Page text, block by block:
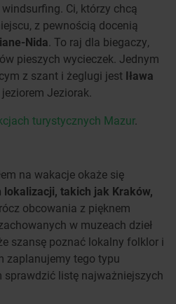
Ci, którzy chcą
z pewnością docenią
Nida. To raj dla biegaczy,
pieszych wycieczek. Jednym
z szant i żeglugi jest Iława
Jeziorak.
turystycznych Mazur.
na wakacje okaże się
takich jak Kraków,
obcowania z pięknem
w muzeach dzieł
szansę poznać lokalny folklor i
zaplanujemy tego typu
sprawdzić listę najważniejszych